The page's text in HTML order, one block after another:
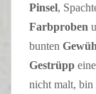
Pinsel,
Farbproben
bunten
Gestrüpp
nicht malt,